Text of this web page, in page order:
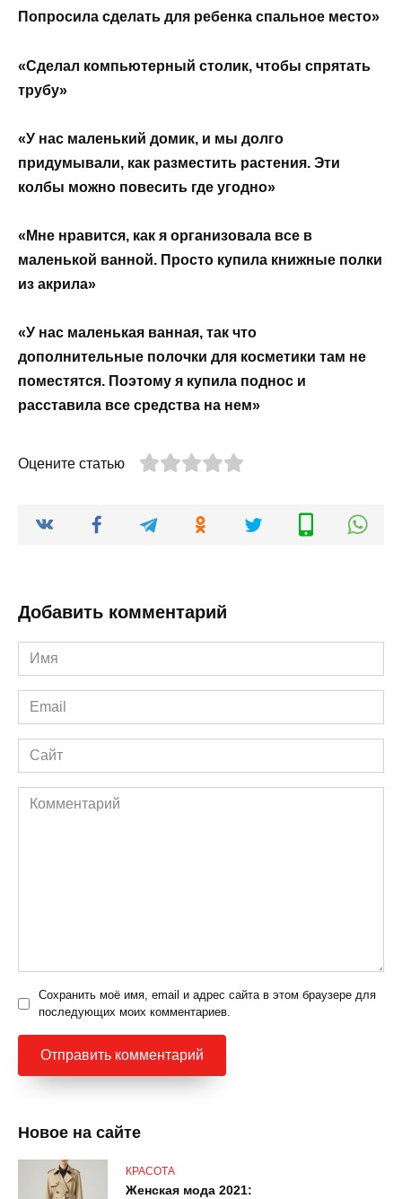
Попросила сделать для ребенка спальное место»
«Сделал компьютерный столик, чтобы спрятать
трубу»
«У нас маленький домик, и мы долго
придумывали, как разместить растения. Эти
колбы можно повесить где угодно»
«Мне нравится, как я организовала все в
маленькой ванной. Просто купила книжные полки
из акрила»
«У нас маленькая ванная, так что
дополнительные полочки для косметики там не
поместятся. Поэтому я купила поднос и
расставила все средства на нем»
Оцените статью
Добавить комментарий
Имя
*
Email
*
Сайт
Комментарий
Сохранить моё имя, email и адрес сайта в этом браузере для
последующих моих комментариев.
Новое на сайте
КРАСОТА
Женская мода 2021: